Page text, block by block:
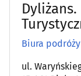
Dyliżans.
Biura podróży
ul.